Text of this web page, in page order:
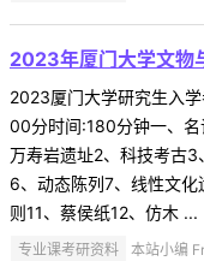
2023年厦门大学文物
2023厦门大学研究生入
00分时间:180分钟一、名
万寿岩遗址2、科技考古3
6、动态陈列7、线性文
则11、蔡侯纸12、仿木 ...
专业课考研资料 本站小编